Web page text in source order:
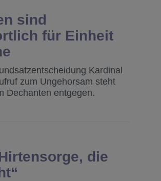
sind
für Einheit
Kardinal
zum Ungehorsam steht
Dechanten entgegen.
die